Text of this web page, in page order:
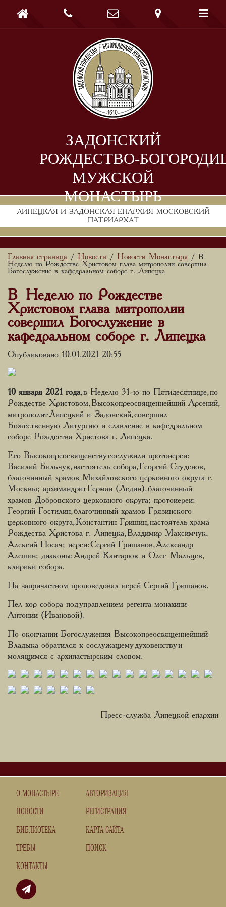
ЗАДОНСКИЙ
РОЖДЕСТВО-
МУЖСКОЙ
МОНАСТЫРЬ
ЛИПЕЦКАЯ И ЗАДОНСКАЯ ЕПАРХИЯ МОСКОВСКИЙ
ПАТРИАРХАТ
    
Главная страница / Новости / Новости Монастыря / В
Неделю по Рождестве Христовом глава митрополии совершил
Богослужение в кафедральном соборе г. Липецка
В Неделю по Рождестве
Христовом глава митрополии
совершил Богослужение в
кафедральном соборе г. Липецка
Опубликовано 10.01.2021 20:55
10 января 2021 года, в Неделю 31-ю по Пятидесятнице, по
Рождестве Христовом, Высокопреосвященнейший Арсений,
митрополит Липецкий и Задонский, совершил
Божественную Литургию и славление в кафедральном
соборе Рождества Христова г. Липецка.
Его Высокопреосвященству сослужили протоиереи:
Василий Бильчук, настоятель собора, Георгий Студенов,
благочинный храмов Михайловского церковного округа г.
Москвы; архимандрит Герман (Ледин), благочинный
храмов Добровского церковного округа; протоиереи:
Георгий Гостилин, благочинный храмов Грязинского
церковного округа, Константин Гришин, настоятель храма
Рождества Христова г. Липецка, Владимир Максимчук,
Алексий Носач; иереи: Сергий Гришанов, Александр
Алешин; диаконы: Андрей Кантарюк и Олег Мальцев,
клирики собора.
На запричастном проповедовал иерей Сергий Гришанов.
Пел хор собора под управлением регента монахини
Антонии (Ивановой).
По окончании Богослужения Высокопреосвященнейший
Владыка обратился к сослужащему духовенству и
молящимся с архипастырским словом.
Пресс-служба Липецкой епархии
О МОНАСТЫРЕ
НОВОСТИ
БИБЛИОТЕКА
ТРЕБЫ
КОНТАКТЫ
АВТОРИЗАЦИЯ
РЕГИСТРАЦИЯ
КАРТА САЙТА
ПОИСК